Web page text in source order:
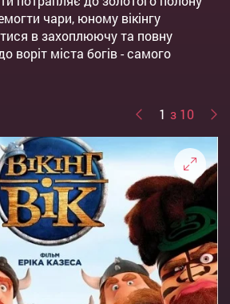
чари, юному вікінгу
в захоплюючу та повну
воріт міста богів - самого
1 з 10